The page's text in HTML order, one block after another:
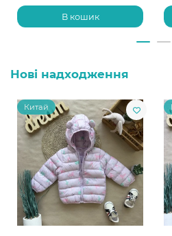
В кошик
Нові надходження
Китай